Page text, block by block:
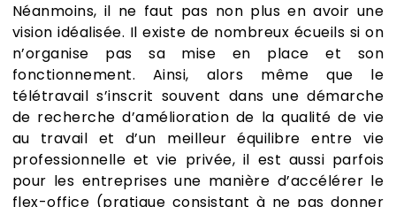
Néanmoins, il ne faut pas non plus en avoir une
vision idéalisée. Il existe de nombreux écueils si on
n’organise pas sa mise en place et son
fonctionnement. Ainsi, alors même que le
télétravail s’inscrit souvent dans une démarche
de recherche d’amélioration de la qualité de vie
au travail et d’un meilleur équilibre entre vie
professionnelle et vie privée, il est aussi parfois
pour les entreprises une manière d’accélérer le
flex-office (pratique consistant à ne pas donner